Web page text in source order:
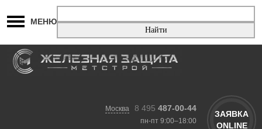
МЕНЮ
Москва 8 495 487-00-44
пн-пт 9:00–18:00
ЗАЯВКА
ONLINE